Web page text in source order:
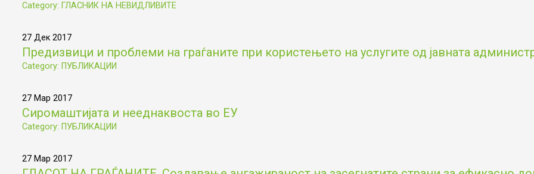
Category: ГЛАСНИК НА НЕВИДЛИВИТЕ
27 Дек 2017
Предизвици и проблеми на граѓаните при користењето на услугите од јавната
Category: ПУБЛИКАЦИИ
27 Мар 2017
Сиромаштијата и нееднаквоста во ЕУ
Category: ПУБЛИКАЦИИ
27 Мар 2017